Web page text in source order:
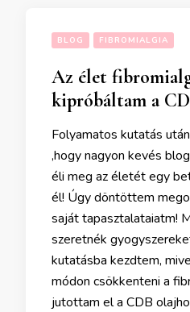
BLOG FIBROMIALGIA
Az élet
kipróbáltam a
Folyamatos kutatás
,hogy nagyon kevés
éli meg az életét egy
él! Úgy döntöttem
saját tapasztalataiatm!
szeretnék
kutatásba kezdtem,
módon csökkenteni a
jutottam el a CDB